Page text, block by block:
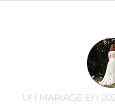
UN MARIAGE EN